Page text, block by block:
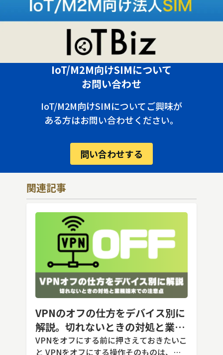
IoT/M2M向けSIMについて
お問い合わせ
IoT/M2M向けSIMについてご興味が
ある方はお問い合わせください。
問い合わせする
関連記事
VPNのオフの仕方をデバイス別に
解説。切れないときの対処と業務
端末での注意点
VPNをオフにする前に押さえておきたいこ
と VPNをオフにする操作そのものは、ど